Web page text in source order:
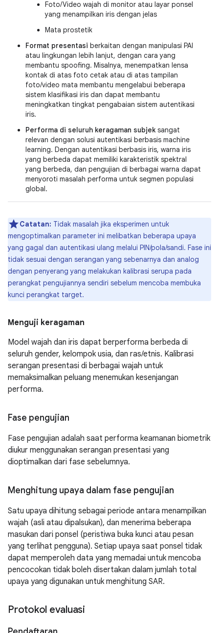
Foto/Video wajah di monitor atau layar ponsel
yang menampilkan iris dengan jelas
Mata prostetik
Format presentasi berkaitan dengan manipulasi PAI
atau lingkungan lebih lanjut, dengan cara yang
membantu spoofing. Misalnya, menempatkan lensa
kontak di atas foto cetak atau di atas tampilan
foto/video mata membantu mengelabui beberapa
sistem klasifikasi iris dan dapat membantu
meningkatkan tingkat pengabaian sistem autentikasi
iris.
Performa di seluruh keragaman subjek sangat
relevan dengan solusi autentikasi berbasis machine
learning. Dengan autentikasi berbasis iris, warna iris
yang berbeda dapat memiliki karakteristik spektral
yang berbeda, dan pengujian di berbagai warna dapat
menyoroti masalah performa untuk segmen populasi
global.
Catatan: Tidak masalah jika eksperimen untuk
mengoptimalkan parameter ini melibatkan beberapa upaya
yang gagal dan autentikasi ulang melalui PIN/pola/sandi. Fase ini
tidak sesuai dengan serangan yang sebenarnya dan analog
dengan penyerang yang melakukan kalibrasi serupa pada
perangkat pengujiannya sendiri sebelum mencoba membuka
kunci perangkat target.
Menguji keragaman
Model wajah dan iris dapat berperforma berbeda di
seluruh gender, kelompok usia, dan ras/etnis. Kalibrasi
serangan presentasi di berbagai wajah untuk
memaksimalkan peluang menemukan kesenjangan
performa.
Fase pengujian
Fase pengujian adalah saat performa keamanan biometrik
diukur menggunakan serangan presentasi yang
dioptimalkan dari fase sebelumnya.
Menghitung upaya dalam fase pengujian
Satu upaya dihitung sebagai periode antara menampilkan
wajah (asli atau dipalsukan), dan menerima beberapa
masukan dari ponsel (peristiwa buka kunci atau pesan
yang terlihat pengguna). Setiap upaya saat ponsel tidak
dapat memperoleh data yang memadai untuk mencoba
pencocokan tidak boleh disertakan dalam jumlah total
upaya yang digunakan untuk menghitung SAR.
Protokol evaluasi